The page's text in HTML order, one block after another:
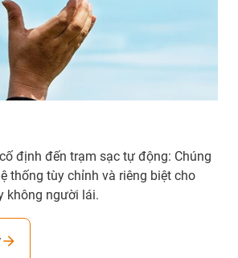
định đến trạm sạc tự động: Chúng
thống tùy chỉnh và riêng biệt cho
không người lái.